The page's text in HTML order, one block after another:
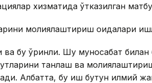
хизматида ўтказилган
молиялаштириш қоидалари
ва бу ўринли. Шу муносабат билан
танлаш ва
Aлбатта, бу иш бутун илмий